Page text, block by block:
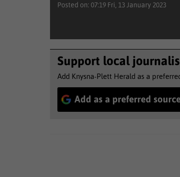
Posted on: 07:19 Fri, 13 January 2023
Support local
Add Knysna-Plett Herald as a
Add as a preferred